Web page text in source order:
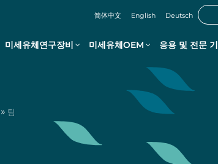
简体中文 English Deutsch
미세유체연구장비 미세유체OEM 응용 및 전문
» 팀